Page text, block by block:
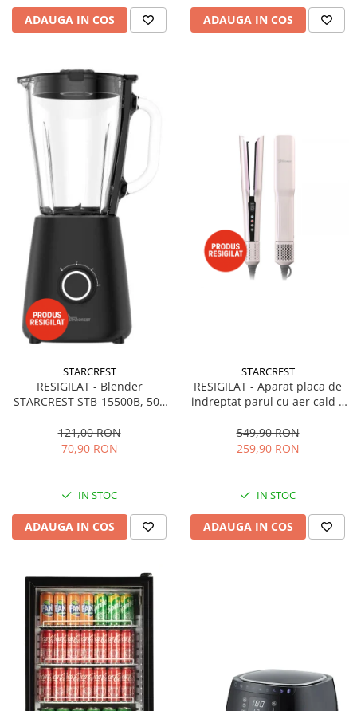
ADAUGA IN COS ADAUGA IN COS
STARCREST
RESIGILAT - Blender
STARCREST STB-15500B, 500
Pulse, Negru
121,00 RON
70,90 RON
IN STOC
ADAUGA IN COS
STARCREST
RESIGILAT - Aparat placa de
indreptat parul cu aer cald 2
1300 W, Uscare si indreptare,
Afisaj LCD, Tehnologie cu ioni
549,90 RON
259,90 RON
IN STOC
ADAUGA IN COS